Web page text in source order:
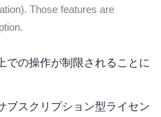
Those features are
での操作が制限されることに
ブスクリプション型ライセン